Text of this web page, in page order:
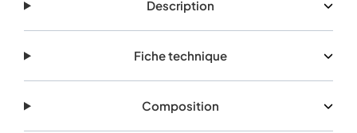
Description
Fiche technique
Composition